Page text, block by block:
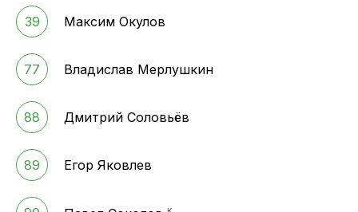
39 Максим Окулов
77 Владислав Мерлушкин
88 Дмитрий Соловьёв
89 Егор Яковлев